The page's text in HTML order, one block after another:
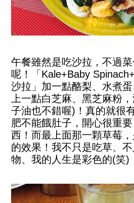
午餐雖然是吃沙拉，不過
呢！「Kale+Baby
沙拉」加一點酪梨、水煮
上一點白芝麻、黑芝麻粉
子油也不錯喔)！真的就很
肥不能餓肚子，開心很重
西！而最上面那一顆草莓
的效果！我不只是吃草、
物、我的人生是彩色的(笑)